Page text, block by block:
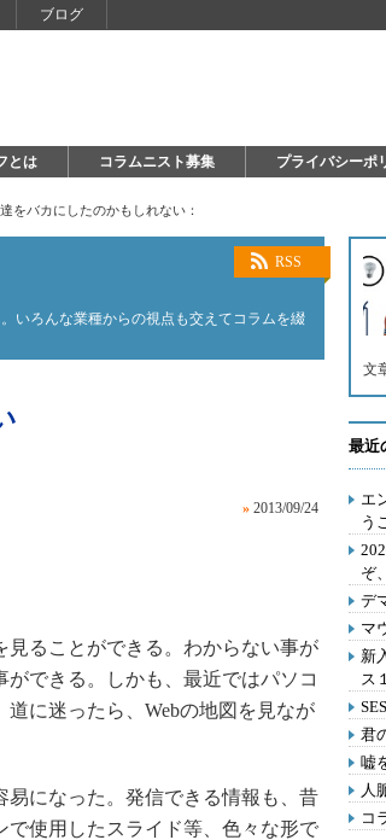
ブログ
とは コラムニスト募集 プライバシーポ
をバカにしたのかもしれない：
RSS
いろんな業種からの視点も交えてコラムを綴
» 2013/09/24
ることができる。わからない事が
できる。しかも、最近ではパソコ
に迷ったら、Webの地図を見なが
になった。発信できる情報も、昔
使用したスライド等、色々な形で
文
最近
エ
う
ぞ
デ
マ
新
ス
君
嘘
人
コ